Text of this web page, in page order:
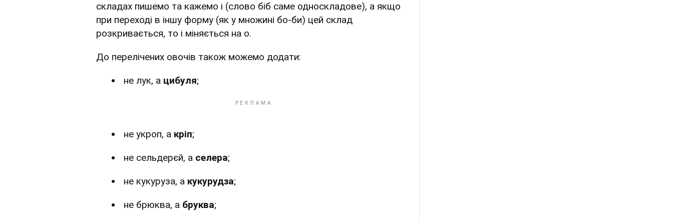
складах пишемо та кажемо і (слово біб саме односкладове), а якщо
при переході в іншу форму (як у множині бо-би) цей склад
розкривається, то і міняється на о.
До перелічених овочів також можемо додати:
не лук, а цибуля;
не укроп, а кріп;
не сельдерєй, а селера;
не кукуруза, а кукурудза;
не брюква, а бруква;